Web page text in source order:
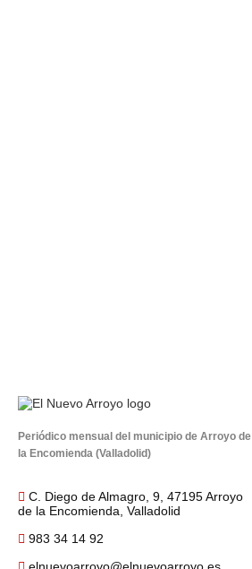
Periódico mensual del municipio de Arroyo de
la Encomienda (Valladolid)
C. Diego de Almagro, 9, 47195 Arroyo
de la Encomienda, Valladolid
983 34 14 92